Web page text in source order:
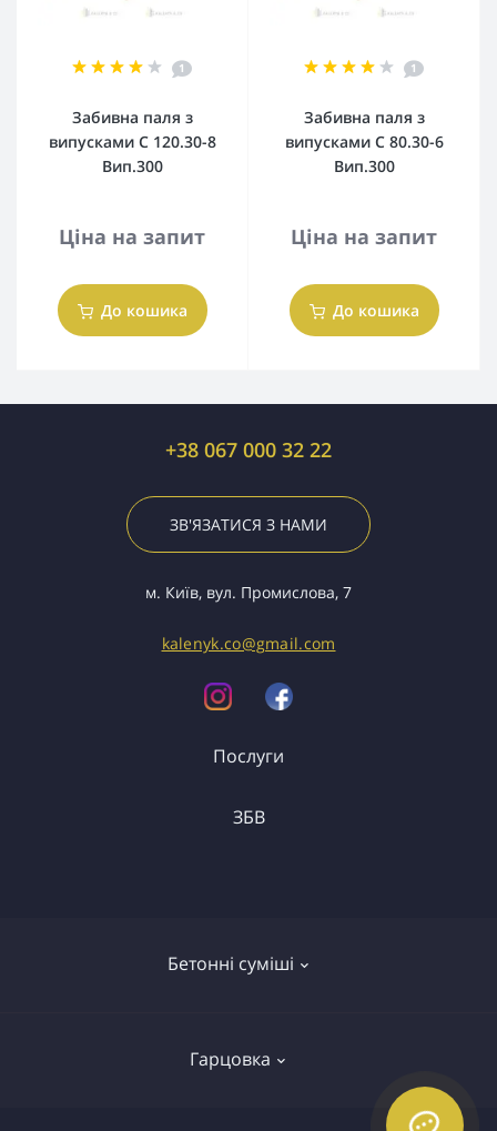
1
Забивна паля з
випусками С 120.30-8
Вип.300
Ціна на запит
До кошика
1
Забивна паля з
випусками С 80.30-6
Вип.300
Ціна на запит
До кошика
+38 067 000 32 22
ЗВ'ЯЗАТИСЯ З НАМИ
м. Київ, вул. Промислова, 7
kalenyk.co@gmail.com
Бетонні суміші
Гарцовка
Послуги
Вантажоперевезення
ЗБВ
Сходи
Елементи огороджень